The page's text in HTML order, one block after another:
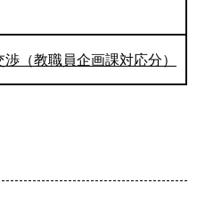
（教職員企画課対応分）